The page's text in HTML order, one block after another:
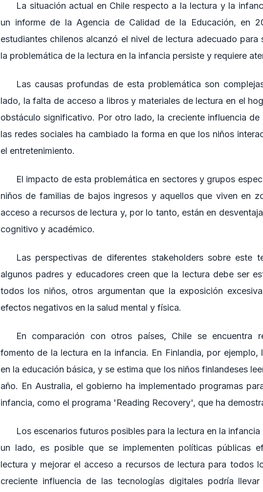
La situación actual en Chile respecto a la lectura y la
un informe de la Agencia de Calidad de la Educación, en
estudiantes chilenos alcanzó el nivel de lectura adecuado para
la problemática de la lectura en la infancia persiste y requiere
Las causas profundas de esta problemática son
lado, la falta de acceso a libros y materiales de lectura en el
obstáculo significativo. Por otro lado, la creciente influencia
las redes sociales ha cambiado la forma en que los niños
el entretenimiento.
El impacto de esta problemática en sectores y grupos
niños de familias de bajos ingresos y aquellos que viven en
acceso a recursos de lectura y, por lo tanto, están en
cognitivo y académico.
Las perspectivas de diferentes stakeholders sobre este
algunos padres y educadores creen que la lectura debe ser
todos los niños, otros argumentan que la exposición
efectos negativos en la salud mental y física.
En comparación con otros países, Chile se encuentra
fomento de la lectura en la infancia. En Finlandia, por ejemplo,
en la educación básica, y se estima que los niños finlandeses
año. En Australia, el gobierno ha implementado programas
infancia, como el programa 'Reading Recovery', que ha
Los escenarios futuros posibles para la lectura en la
un lado, es posible que se implementen políticas públicas
lectura y mejorar el acceso a recursos de lectura para todos
creciente influencia de las tecnologías digitales podría